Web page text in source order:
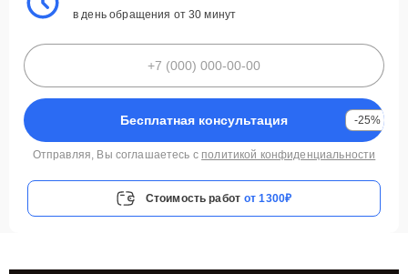
в день обращения от 30 минут
Бесплатная консультация -25%
Отправляя, Вы соглашаетесь с политикой конфиденциальности
Стоимость работ от 1300₽